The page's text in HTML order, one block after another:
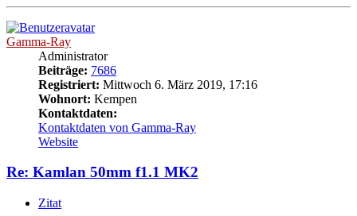
Gamma-Ray
Administrator
Beiträge: 7686
Registriert: Mittwoch 6. März 2019, 17:16
Wohnort: Kempen
Kontaktdaten:
Kontaktdaten von Gamma-Ray
Website
Re: Kamlan 50mm f1.1 MK2
Zitat